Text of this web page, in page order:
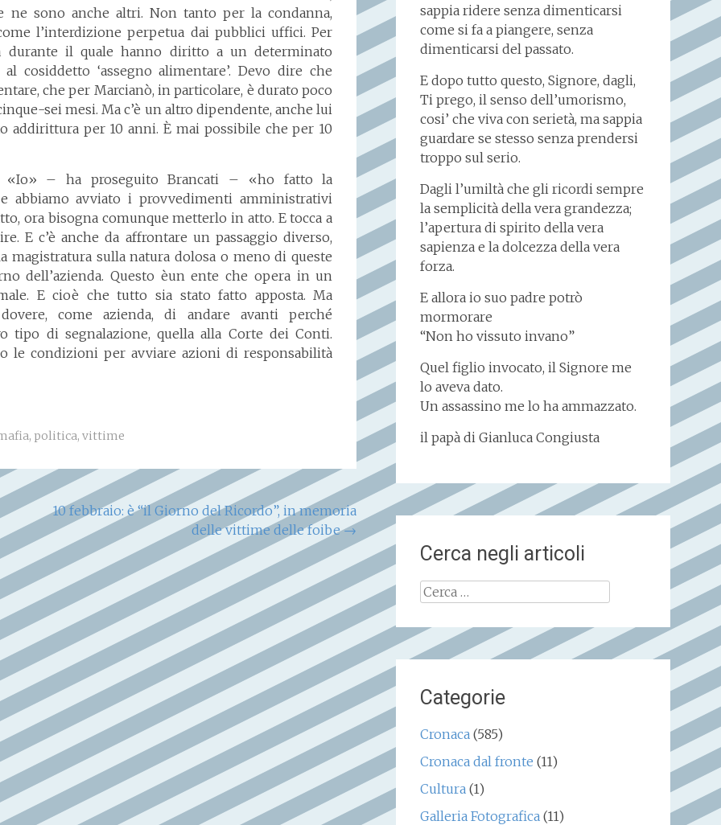
ne sono anche altri. Non tanto per la condanna,
l’interdizione perpetua dai pubblici uffici. Per
durante il quale hanno diritto a un determinato
cosiddetto ‘assegno alimentare’. Devo dire che
che per Marcianò, in particolare, è durato poco
sei mesi. Ma c’è un altro dipendente, anche lui
addirittura per 10 anni. È mai possibile che per 10
«Io» – ha proseguito Brancati – «ho fatto la
abbiamo avviato i provvedimenti amministrativi
ora bisogna comunque metterlo in atto. E tocca a
E c’è anche da affrontare un passaggio diverso,
magistratura sulla natura dolosa o meno di queste
dell’azienda. Questo èun ente che opera in un
E cioè che tutto sia stato fatto apposta. Ma
come azienda, di andare avanti perché
tipo di segnalazione, quella alla Corte dei Conti.
le condizioni per avviare azioni di responsabilità
, politica, vittime
10 febbraio: è “il Giorno del Ricordo”, in memoria
delle vittime delle foibe→
sappia ridere senza dimenticarsi
come si fa a piangere, senza
dimenticarsi del passato.
E dopo tutto questo, Signore, dagli,
Ti prego, il senso dell’umorismo,
cosi’ che viva con serietà, ma sappia
guardare se stesso senza prendersi
troppo sul serio.
Dagli l’umiltà che gli ricordi sempre
la semplicità della vera grandezza;
l’apertura di spirito della vera
sapienza e la dolcezza della vera
forza.
E allora io suo padre potrò
mormorare
“Non ho vissuto invano”
Quel figlio invocato, il Signore me
lo aveva dato.
Un assassino me lo ha ammazzato.
il papà di Gianluca Congiusta
Cerca negli articoli
Ricerca
Categorie
Cronaca(585)
Cronaca dal fronte (11)
Cultura(1)
Galleria Fotografica(11)